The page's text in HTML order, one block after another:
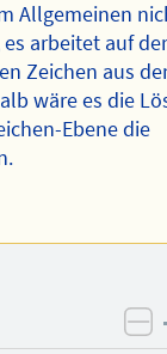
Allgemeinen
arbeitet auf
Zeichen aus
wäre es die
Ebene die